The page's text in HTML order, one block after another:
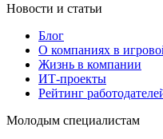
Новости и статьи
Блог
О компаниях в
Жизнь в компании
ИТ-проекты
Рейтинг
Молодым специалистам